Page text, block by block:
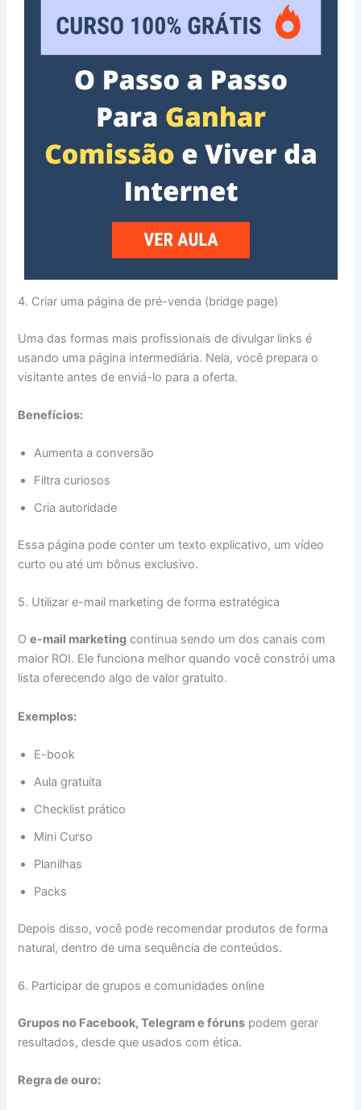
4. Criar uma página de pré-venda (bridge page)
Uma das formas mais profissionais de divulgar links é
usando uma página intermediária. Nela, você prepara o
visitante antes de enviá-lo para a oferta.
Benefícios:
Aumenta a conversão
Filtra curiosos
Cria autoridade
Essa página pode conter um texto explicativo, um vídeo
curto ou até um bônus exclusivo.
5. Utilizar e-mail marketing de forma estratégica
Oe-mail marketing continua sendo um dos canais com
maior ROI. Ele funciona melhor quando você constrói uma
lista oferecendo algo de valor gratuito.
Exemplos:
E-book
Aula gratuita
Checklist prático
Mini Curso
Planilhas
Packs
Depois disso, você pode recomendar produtos de forma
natural, dentro de uma sequência de conteúdos.
6. Participar de grupos e comunidades online
Grupos no Facebook, Telegram e fóruns podem gerar
resultados, desde que usados com ética.
Regra de ouro: